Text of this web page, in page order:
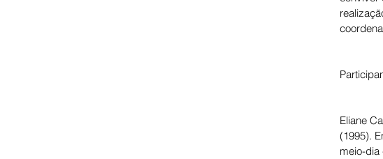
Eliane
(1995).
meio-